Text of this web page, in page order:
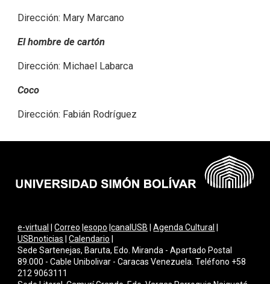
Dirección: Mary Marcano
El hombre de cartón
Dirección: Michael Labarca
Coco
Dirección: Fabián Rodríguez
e-virtual |Correo |esopo |canalUSB |Agenda Cultural
USBnoticias |Calendario
Sede Sartenejas, Baruta, Edo. Miranda - Apartado Postal
89.000 - Cable Unibolivar - Caracas Venezuela. Teléfono +58
212 9063111